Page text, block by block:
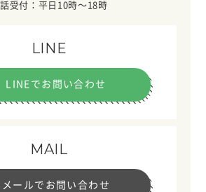
受付：平日10時〜18時
LINE
LINEでお問い合わせ
MAIL
メールでお問い合わせ